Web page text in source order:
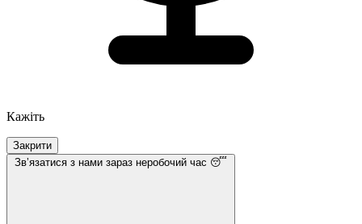
Кажіть
Закрити
Звʼязатися з нами зараз неробочий час 😴